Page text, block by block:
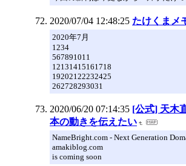
2020/07/04 12:48:25 たけくまメ
2020年7月
1234
567891011
12131415161718
19202122232425
262728293031
2020/06/20 07:14:35 [公式] 天木
本の動きを伝えたい
NameBright.com - Next Generation
amakiblog.com
is coming soon